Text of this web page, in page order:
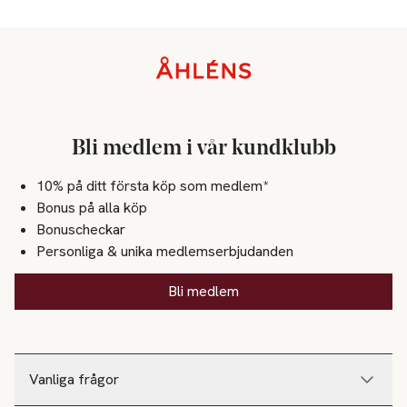
Vanliga frågor
Bli medlem i vår kundklubb
10% på ditt första köp som medlem*
Bonus på alla köp
Bonuscheckar
Personliga & unika medlemserbjudanden
Bli medlem